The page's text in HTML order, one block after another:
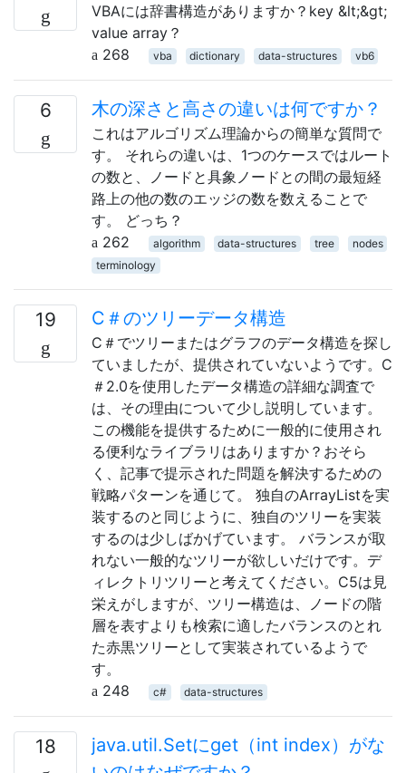
VBAには辞書構造がありますか？key &lt;&gt;
value array？
268
vba dictionary data-structures vb6
6 木の深さと高さの違いは何ですか？
これはアルゴリズム理論からの簡単な質問で
す。 それらの違いは、1つのケースではルート
の数と、ノードと具象ノードとの間の最短経
路上の他の数のエッジの数を数えることで
す。 どっち？
262
algorithm data-structures tree
nodes
terminology
19 C＃のツリーデータ構造
C＃でツリーまたはグラフのデータ構造を探し
ていましたが、提供されていないようです。C
＃2.0を使用したデータ構造の詳細な調査で
は、その理由について少し説明しています。
この機能を提供するために一般的に使用され
る便利なライブラリはありますか？おそら
く、記事で提示された問題を解決するための
戦略パターンを通じて。 独自のArrayListを実
装するのと同じように、独自のツリーを実装
するのは少しばかげています。 バランスが取
れない一般的なツリーが欲しいだけです。デ
ィレクトリツリーと考えてください。C5は見
栄えがしますが、ツリー構造は、ノードの階
層を表すよりも検索に適したバランスのとれ
た赤黒ツリーとして実装されているようで
す。
248
c# data-structures
18
java.util.Setにget（int index）がな